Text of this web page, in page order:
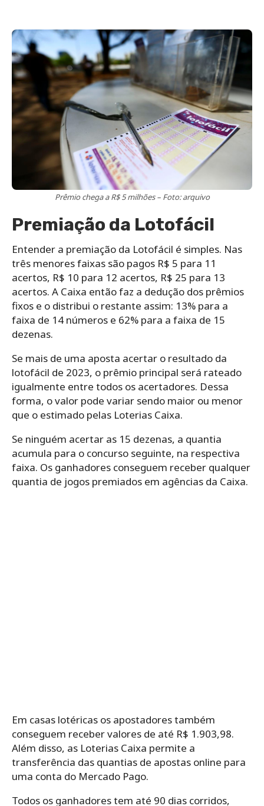
Prêmio chega a R$ 5 milhões – Foto: arquivo
Premiação da Lotofácil
Entender a premiação da Lotofácil é simples. Nas
três menores faixas são pagos R$ 5 para 11
acertos, R$ 10 para 12 acertos, R$ 25 para 13
acertos. A Caixa então faz a dedução dos prêmios
fixos e o distribui o restante assim: 13% para a
faixa de 14 números e 62% para a faixa de 15
dezenas.
Se mais de uma aposta acertar o resultado da
lotofácil de 2023, o prêmio principal será rateado
igualmente entre todos os acertadores. Dessa
forma, o valor pode variar sendo maior ou menor
que o estimado pelas Loterias Caixa.
Se ninguém acertar as 15 dezenas, a quantia
acumula para o concurso seguinte, na respectiva
faixa. Os ganhadores conseguem receber qualquer
quantia de jogos premiados em agências da Caixa.
Em casas lotéricas os apostadores também
conseguem receber valores de até R$ 1.903,98.
Além disso, as Loterias Caixa permite a
transferência das quantias de apostas online para
uma conta do Mercado Pago.
Todos os ganhadores tem até 90 dias corridos,